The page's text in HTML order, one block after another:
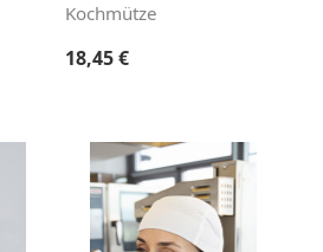
Kochmütze
Regulärer Preis:
18,45 €